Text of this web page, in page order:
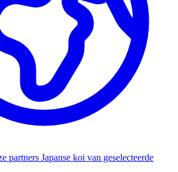
partners Japanse koi van geselecteerde